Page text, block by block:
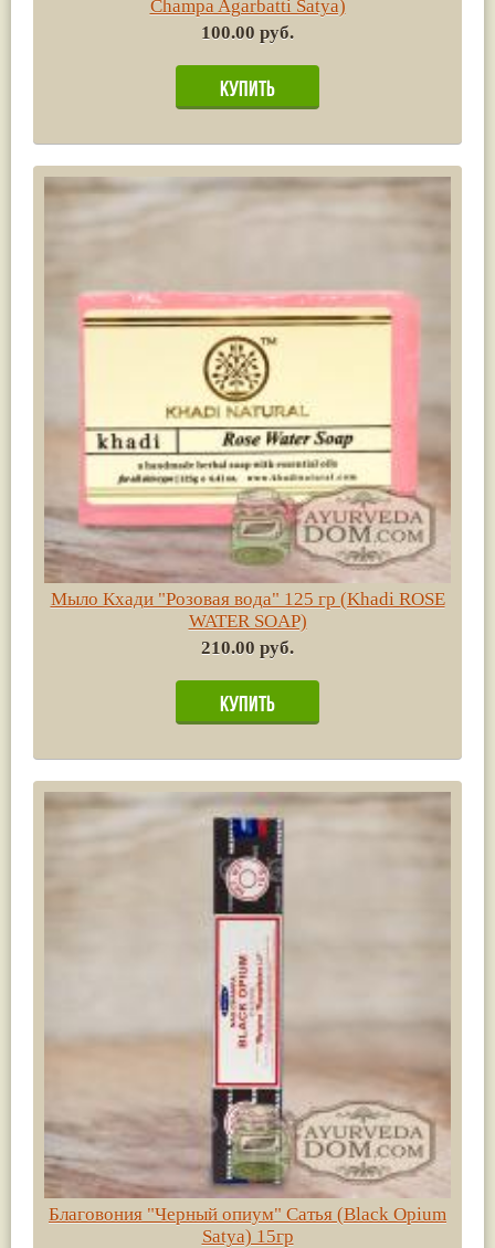
Champa Agarbatti Satya)
100.00 руб.
Мыло Кхади "Розовая вода" 125 гр (Khadi ROSE
WATER SOAP)
210.00 руб.
Благовония "Черный опиум" Сатья (Black Opium
Satya) 15гр